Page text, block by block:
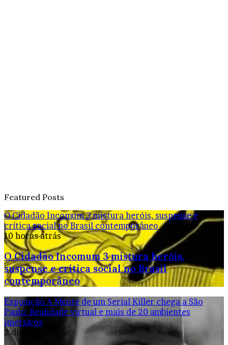
Featured Posts
O Cidadão Incomum 3 mistura heróis, suspense e
crítica social no Brasil contemporâneo
10 horas atrás
O Cidadão Incomum 3 mistura heróis,
suspense e crítica social no Brasil
contemporâneo
Exposição A Mente de um Serial Killer chega a São
Paulo: Realidade virtual e mais de 20 ambientes
imersivos
2 dias atrás